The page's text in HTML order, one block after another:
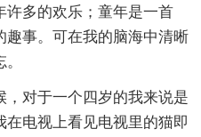
许多的欢乐；童年是一首
趣事。可在我的脑海中清晰
，对于一个四岁的我来说是
电视上看见电视里的猫即